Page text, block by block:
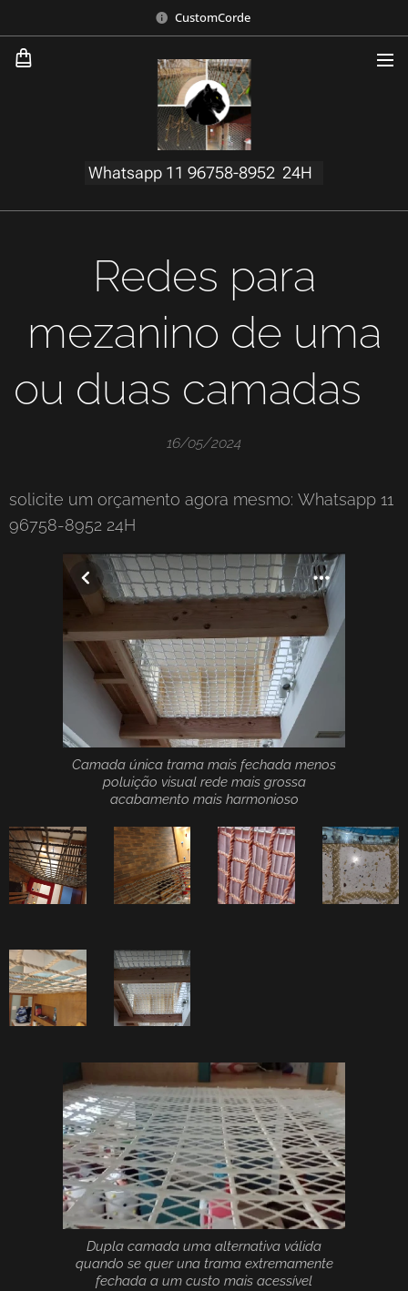
CustomCorde
Whatsapp 11 96758-8952 24H
Redes para
mezanino de uma
ou duas camadas
16/05/2024
solicite um orçamento agora mesmo: Whatsapp 11
96758-8952 24H
Camada única trama mais fechada menos
poluição visual rede mais grossa
acabamento mais harmonioso
Dupla camada uma alternativa válida
quando se quer una trama extremamente
fechada a um custo mais acessível